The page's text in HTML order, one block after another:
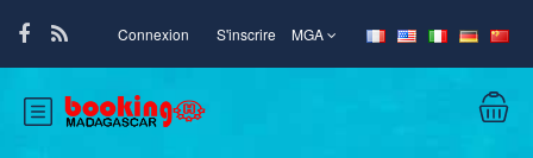
Connexion S'inscrire MGA